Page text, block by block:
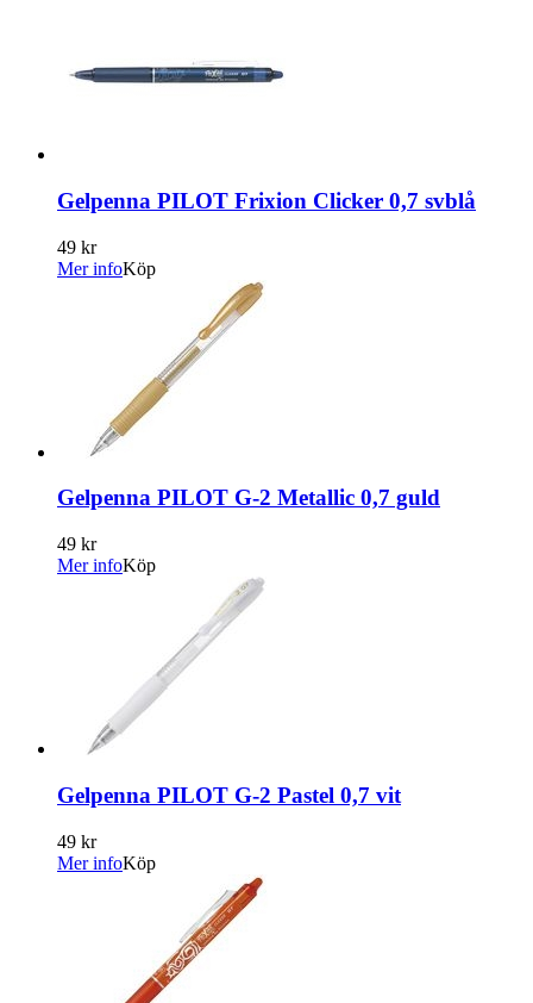
Gelpenna PILOT Frixion Clicker 0,7 svblå
49 kr
Mer infoKöp
Gelpenna PILOT G-2 Metallic 0,7 guld
49 kr
Mer infoKöp
Gelpenna PILOT G-2 Pastel 0,7 vit
49 kr
Mer infoKöp